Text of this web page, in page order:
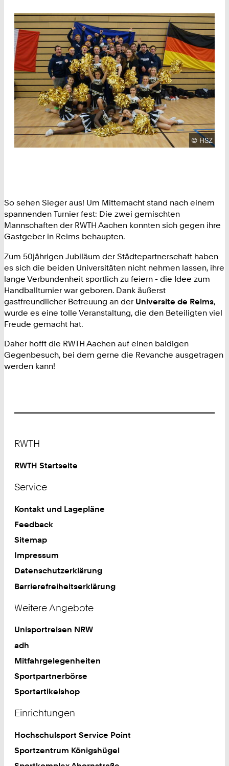
© HSZ
So sehen Sieger aus! Um Mitternacht stand nach einem
spannenden Turnier fest: Die zwei gemischten
Mannschaften der RWTH Aachen konnten sich gegen ihre
Gastgeber in Reims behaupten.
Zum 50jährigen Jubiläum der Städtepartnerschaft haben
es sich die beiden Universitäten nicht nehmen lassen, ihre
lange Verbundenheit sportlich zu feiern - die Idee zum
Handballturnier war geboren. Dank äußerst
gastfreundlicher Betreuung an der Universite de Reims,
wurde es eine tolle Veranstaltung, die den Beteiligten viel
Freude gemacht hat.
Daher hofft die RWTH Aachen auf einen baldigen
Gegenbesuch, bei dem gerne die Revanche ausgetragen
werden kann!
RWTH
RWTH Startseite
Service
Kontakt und Lagepläne
Feedback
Sitemap
Impressum
Datenschutzerklärung
Barrierefreiheitserklärung
Weitere Angebote
Unisportreisen NRW
adh
Mitfahrgelegenheiten
Sportpartnerbörse
Sportartikelshop
Einrichtungen
Hochschulsport Service Point
Sportzentrum Königshügel